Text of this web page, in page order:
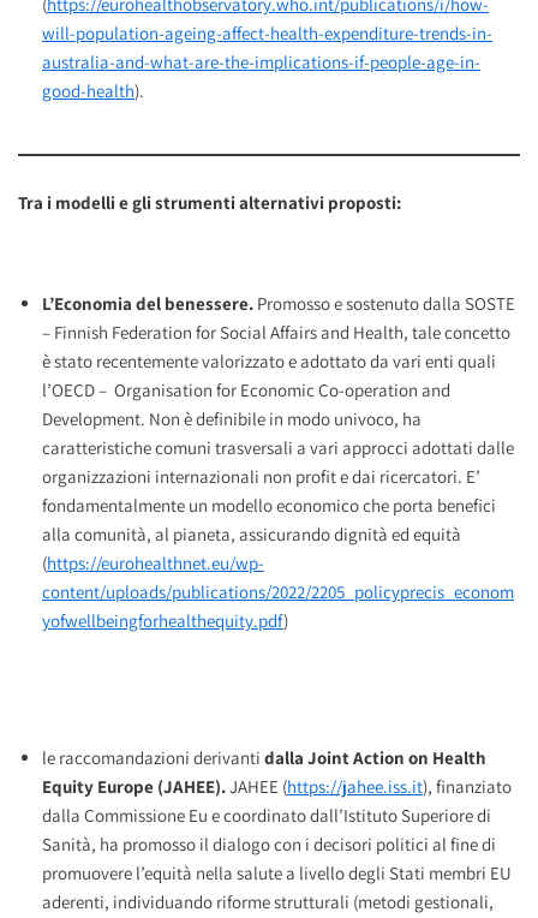
will-population-ageing-affect-health-expenditure-trends-in-
australia-and-what-are-the-implications-if-people-age-in-
good-health).
Tra i modelli e gli strumenti alternativi proposti:
L’Economia del benessere. Promosso e sostenuto dalla SOSTE
– Finnish Federation for Social Affairs and Health, tale concetto
è stato recentemente valorizzato e adottato da vari enti quali
l’OECD – Organisation for Economic Co-operation and
Development. Non è definibile in modo univoco, ha
caratteristiche comuni trasversali a vari approcci adottati dalle
organizzazioni internazionali non profit e dai ricercatori. E’
fondamentalmente un modello economico che porta benefici
alla comunità, al pianeta, assicurando dignità ed equità
(https://eurohealthnet.eu/wp-
content/uploads/publications/2022/2205_policyprecis_econom
yofwellbeingforhealthequity.pdf)
le raccomandazioni derivanti dalla Joint Action on Health
Equity Europe (JAHEE).JAHEE (https://jahee.iss.it), finanziato
dalla Commissione Eu e coordinato dall’Istituto Superiore di
Sanità, ha promosso il dialogo con i decisori politici al fine di
promuovere l’equità nella salute a livello degli Stati membri EU
aderenti, individuando riforme strutturali (metodi gestionali,